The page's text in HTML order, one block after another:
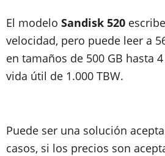
El modelo Sandisk 520
velocidad, pero puede leer a
en tamaños de 500 GB hasta
vida útil de 1.000 TBW.
Puede ser una solución
casos, si los precios son